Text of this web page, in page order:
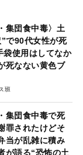
集団食中毒〉土
で90代女性が死
袋使用はしてなか
死なない黄色ブ
班
集団食中毒で死
罪されたけどそ
当が乱雑に積み
が語る“恐怖の土